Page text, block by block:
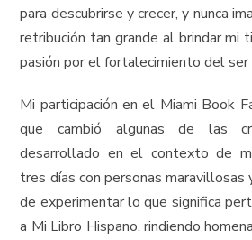
para descubrirse y crecer, y nunca
retribución tan grande al brindar mi
pasión por el fortalecimiento del ser
Mi participación en el Miami Book
que cambió algunas de las
desarrollado en el contexto de
tres días con personas
de experimentar lo que significa
a Mi Libro Hispano, rindiendo